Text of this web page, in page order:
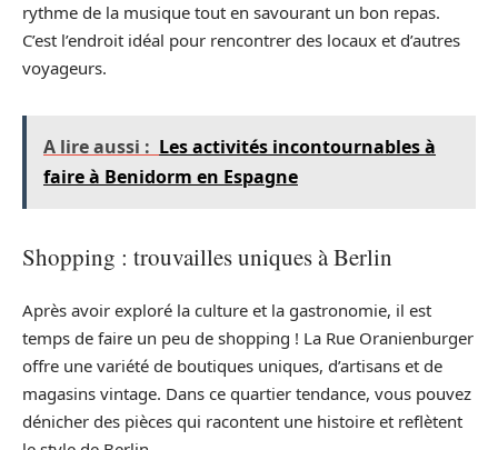
rythme de la musique tout en savourant un bon repas.
C’est l’endroit idéal pour rencontrer des locaux et d’autres
voyageurs.
A lire aussi : Les activités incontournables à
faire à Benidorm en Espagne
Shopping : trouvailles uniques à Berlin
Après avoir exploré la culture et la gastronomie, il est
temps de faire un peu de shopping ! La Rue Oranienburger
offre une variété de boutiques uniques, d’artisans et de
magasins vintage. Dans ce quartier tendance, vous pouvez
dénicher des pièces qui racontent une histoire et reflètent